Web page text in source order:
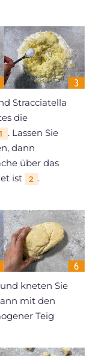
Stracciatella
die
1
. Lassen Sie
dann
über das
ist
2 .
und kneten Sie
mit den
Teig